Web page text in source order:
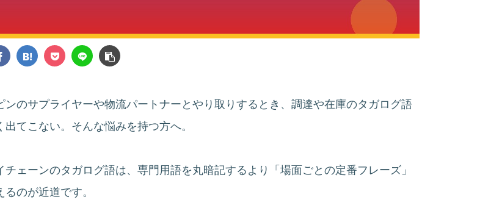
ンのサプライヤーや物流パートナーとやり取りするとき、調達や在庫のタガログ語
出てこない。そんな悩みを持つ方へ。
チェーンのタガログ語は、専門用語を丸暗記するより「場面ごとの定番フレーズ」
るのが近道です。